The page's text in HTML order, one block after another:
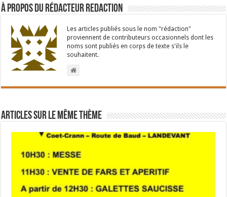
À propos du rédacteur Redaction
Les articles publiés sous le nom "rédaction"
proviennent de contributeurs occasionnels dont les
noms sont publiés en corps de texte s'ils le
souhaitent.
Articles sur le même thème